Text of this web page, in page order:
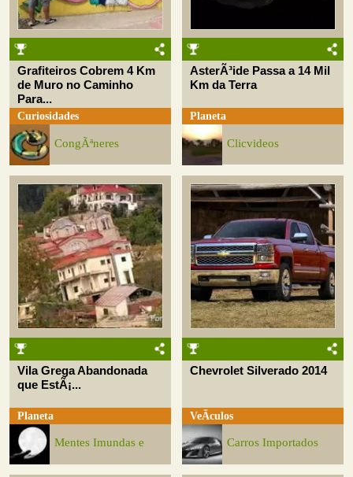
Grafiteiros Cobrem 4 Km
de Muro no Caminho
Para...
Curiosidades
CongÃªneres
AsterÃ³ide Passa a 14 Mil
Km da Terra
Planeta
Clicvideos
Vila Grega Abandonada
que EstÃ¡...
Planeta
Mentes Imundas e
Chevrolet Silverado 2014
VeÃ­culos
Carros Importados